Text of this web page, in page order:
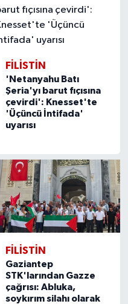
FILISTIN
'Netanyahu Batı
Şeria'yı barut fıçısına
çevirdi': Knesset'te
'Üçüncü İntifada'
uyarısı
FILISTIN
Gaziantep
STK'larından Gazze
çağrısı: Abluka,
soykırım silahı olarak